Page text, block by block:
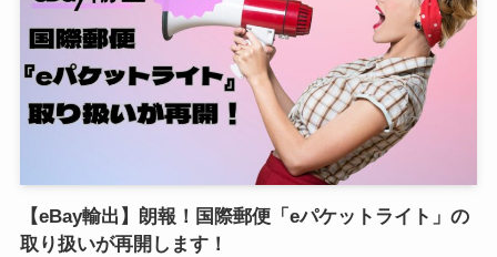
【eBay輸出】朗報！国際郵便「eパケットライト」の
取り扱いが再開します！